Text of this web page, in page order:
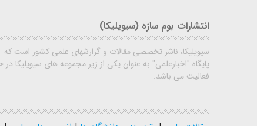
انتشارات بوم سازه (سیویلیکا)
سیویلیکا، ناشر تخصصی مقالات و گزارشهای علمی کشور است که
پایگاه "اخبارعلمی" به عنوان یکی از زیر مجموعه های سیویلیکا در
فعالیت می باشد.